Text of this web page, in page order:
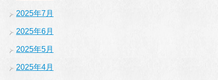
2025年7月
2025年6月
2025年5月
2025年4月